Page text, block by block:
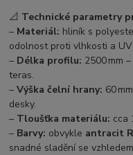
📐 Technické parametry
– Materiál: hliník s
odolnost proti vlhkosti a
– Délka profilu: 2500 mm
teras.
–Výška čelní hrany: 60
desky.
– Tloušťka materiálu: cca
– Barvy: obvykle antracit
snadné sladění se